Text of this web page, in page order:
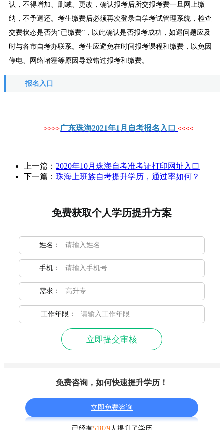
认，不得增加、删减、更改，确认报考后所交报考费一旦网上缴
纳，不予退还。考生缴费后必须再次登录自学考试管理系统，检查
交费状态是否为“已缴费”，以此确认是否报考成功，如遇问题应及
时与各市自考办联系。考生应避免在时间报考课程和缴费，以免因
停电、网络堵塞等原因导致错过报考和缴费。
报名入口
>>>>广东珠海2021年1月自考报名入口 <<<<
上一篇： 2020年10月珠海自考准考证打印网址入口
下一篇： 珠海上班族自考提升学历，通过率如何？
免费获取个人学历提升方案
姓名：
手机：
需求：
工作年限：
立即提交审核
免费咨询，如何快速提升学历！
立即免费咨询